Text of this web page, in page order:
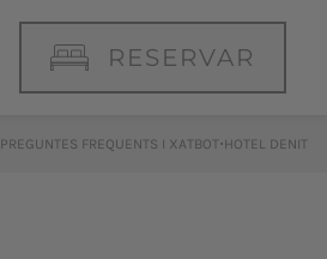
RESERVAR
PREGUNTES FREQUENTS I XATBOT ·HOTEL DENIT